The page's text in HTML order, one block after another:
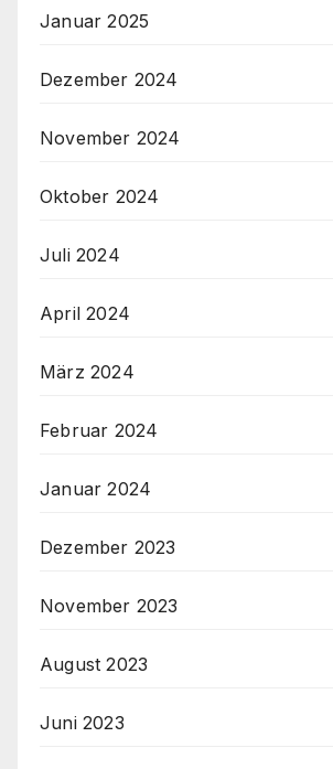
Januar 2025
Dezember 2024
November 2024
Oktober 2024
Juli 2024
April 2024
März 2024
Februar 2024
Januar 2024
Dezember 2023
November 2023
August 2023
Juni 2023